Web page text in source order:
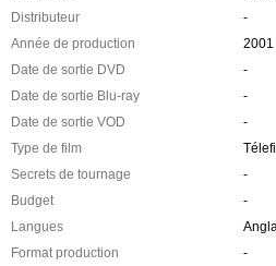
Distributeur
-
Année de production
2001
Date de sortie DVD
-
Date de sortie Blu-ray
-
Date de sortie VOD
-
Type de film
Secrets de tournage
-
Budget
-
Langues
Format production
-